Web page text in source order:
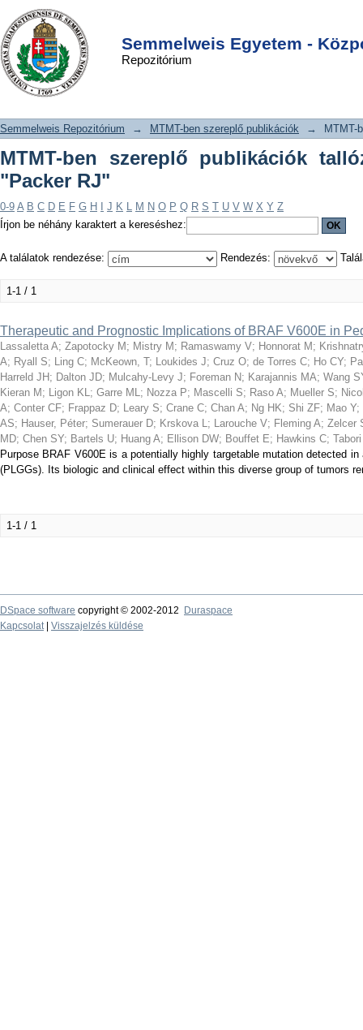
Semmelweis Egyetem -
Repozitórium
MTMT-ben szereplő publikációk
tallózása szerző szerint "Packer RJ"
DSpace/Manakin Repository
Semmelweis Repozitórium → MTMT-ben szereplő publikációk → MTMT-
MTMT-ben szereplő publikációk
"Packer RJ"
0-9 A B C D E F G H J K L M N O P Q R S T U V W X Y Z
Írjon be néhány karaktert a kereséshez:
A találatok rendezése: Rendezés:
1-1 / 1
Therapeutic and Prognostic Implications of BRAF V600E in
Lassaletta A; Zapotocky M ; Mistry M ; Ramaswamy V; Honnorat M ;
A; Ryall S; Ling C; McKeown, T; Loukides J; Cruz O; de Torres C; Ho CY;
Harreld JH ; Dalton JD; Mulcahy-Levy J; Foreman N; Karajannis MA; Wang
Kieran M ; Ligon KL; Garre ML; Nozza P; Mascelli S; Raso A; Mueller S;
A; Conter CF; Frappaz D; Leary S; Crane C; Chan A; Ng HK; Shi ZF; Mao Y;
AS; Hauser, Péter; Sumerauer D; Krskova L; Larouche V; Fleming A; Zelcer
MD; Chen SY; Bartels U; Huang A; Ellison DW; Bouffet E; Hawkins C;
Purpose BRAF V600E is a potentially highly targetable mutation detected
(PLGGs). Its biologic and clinical effect within this diverse group of tumors
1-1 / 1
DSpace software copyright © 2002-2012
Duraspace
Kapcsolat| Visszajelzés küldése